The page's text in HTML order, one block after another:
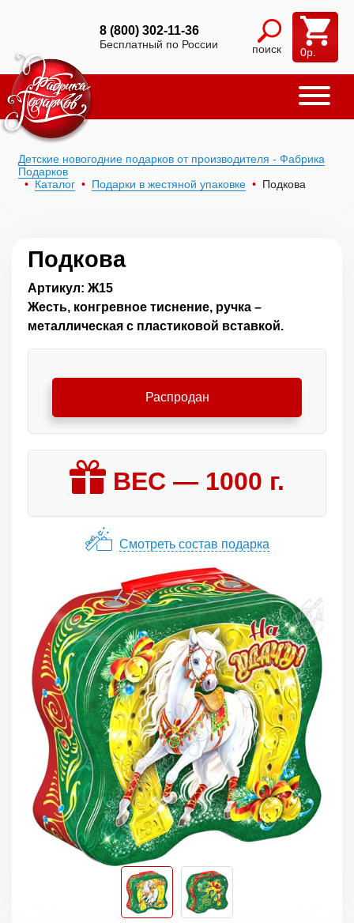
8 (800) 302-11-36
Бесплатный по России поиск 0р.
Детские новогодние подарков от производителя - Фабрика
Подарков
Каталог
Подарки в жестяной упаковке Подкова
Подкова
Артикул: Ж15
Жесть, конгревное тиснение, ручка –
металлическая с пластиковой вставкой.
Распродан
ВЕС — 1000 г.
Смотреть состав подарка